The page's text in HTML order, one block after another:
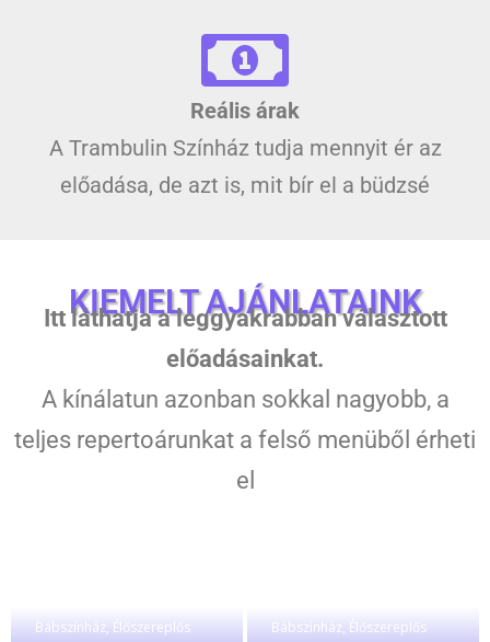
Reális árak
A Trambulin Színház tudja mennyit ér az
előadása, de azt is, mit bír el a büdzsé
KIEMELT AJÁNLATAINK
Itt láthatja a leggyakrabban választott
előadásainkat.
A kínálatun azonban sokkal nagyobb, a
teljes repertoárunkat a felső menüből érheti
el
Bábszínház, Élőszereplős Bábszínház, Élőszereplős